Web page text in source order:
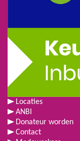
Locaties
ANBI
Donateur worden
Contact